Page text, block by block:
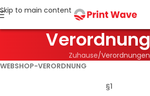
Skip to main content
Zuhause Verordnungen
WEBSHOP-VERORDNUNG
§1